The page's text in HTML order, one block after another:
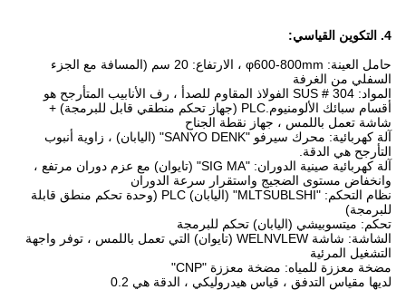
4. التكوين القياسي:
حامل العينة: φ600-800mm ، الارتفاع: 20 سم (المسافة مع الجزء
السفلي من الغرفة
المواد: SUS # 304 الفولاذ المقاوم للصدأ ، رف الأنابيب المتأرجح هو
أقسام سبائك الألومنيوم.PLC (جهاز تحكم منطقي قابل للبرمجة) +
شاشة تعمل باللمس ، جهاز نقطة الجناح
آلة كهربائية: محرك سيرفو "SANYO DENK" (اليابان) ، زاوية أنبوب
التأرجح هي الدقة.
آلة كهربائية صينية الدوران: "SIG MA" (تايوان) مع عزم دوران مرتفع ،
وانخفاض مستوى الضجيج واستقرار سرعة الدوران
نظام التحكم: "MLTSUBLSHI" (اليابان) PLC (وحدة تحكم منطق قابلة
للبرمجة)
تحكم: ميتسوبيشي (اليابان) تحكم للبرمجة
الشاشة: شاشة WELNVLEW (تايوان) التي تعمل باللمس ، توفر واجهة
التشغيل المرئية
مضخة معززة للمياه: مضخة معززة "CNP"
لديها مقياس التدفق ، قياس هيدروليكي ، الدقة هي 0.2